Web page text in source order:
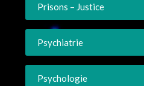
Prisons – Justice
Psychiatrie
Psychologie